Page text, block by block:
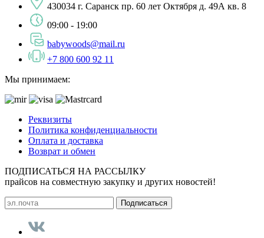
430034 г. Саранск пр. 60 лет Октября д. 49А кв. 8
09:00 - 19:00
babywoods@mail.ru
+7 800 600 92 11
Мы принимаем:
Реквизиты
Политика конфиденциальности
Оплата и доставка
Возврат и обмен
ПОДПИСАТЬСЯ НА РАССЫЛКУ
прайсов на совместную закупку и других новостей!